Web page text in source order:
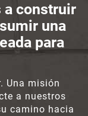
a construir
una
para
Una misión
a nuestros
camino hacia